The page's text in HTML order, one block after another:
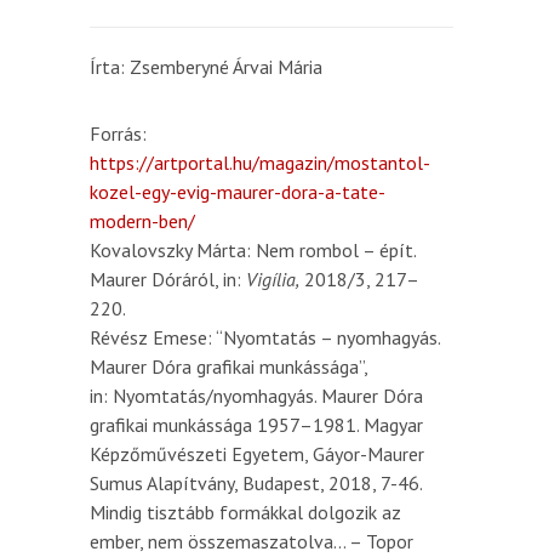
Írta: Zsemberyné Árvai Mária
Forrás:
https://artportal.hu/magazin/mostantol-
kozel-egy-evig-maurer-dora-a-tate-
modern-ben/
Kovalovszky Márta: Nem rombol – épít.
Maurer Dóráról, in: Vigília, 2018/3, 217–
220.
Révész Emese: “Nyomtatás – nyomhagyás.
Maurer Dóra grafikai munkássága”,
in: Nyomtatás/nyomhagyás. Maurer Dóra
grafikai munkássága 1957–1981. Magyar
Képzőművészeti Egyetem, Gáyor-Maurer
Sumus Alapítvány, Budapest, 2018, 7-46.
Mindig tisztább formákkal dolgozik az
ember, nem összemaszatolva… – Topor